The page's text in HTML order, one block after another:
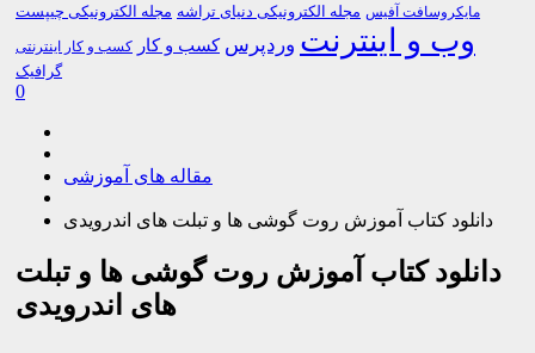
مایکروسافت آفیس مجله الکترونیکی دنیای تراشه مجله الکترونیکی چیپست
وب و اینترنت وردپرس کسب و کار کسب و کار اینترنتی
گرافیک
0
مقاله های آموزشی
دانلود کتاب آموزش روت گوشی ها و تبلت های اندرویدی
دانلود کتاب آموزش روت گوشی ها و تبلت
های اندرویدی